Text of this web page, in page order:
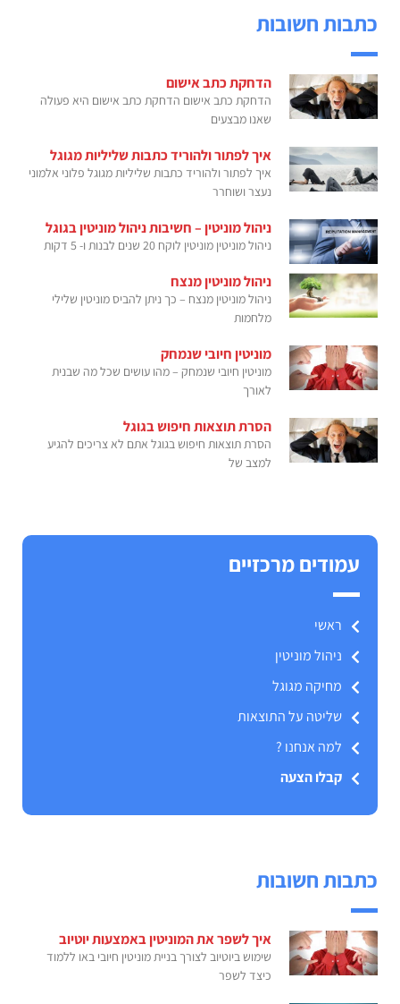
כתבות חשובות
הדחקת כתב אישום
הדחקת כתב אישום הדחקת כתב אישום היא פעולה
שאנו מבצעים
איך לפתור ולהוריד כתבות שליליות מגוגל
איך לפתור ולהוריד כתבות שליליות מגוגל פלוני אלמוני
נעצר ושוחרר
ניהול מוניטין – חשיבות ניהול מוניטין בגוגל
ניהול מוניטין מוניטין לוקח 20 שנים לבנות ו- 5 דקות
ניהול מוניטין מנצח
ניהול מוניטין מנצח – כך ניתן להביס מוניטין שלילי
מלחמות
מוניטין חיובי שנמחק
מוניטין חיובי שנמחק – מהו עושים שכל מה שבנית
לאורך
הסרת תוצאות חיפוש בגוגל
הסרת תוצאות חיפוש בגוגל אתם לא צריכים להגיע
למצב של
עמודים מרכזיים
ראשי
ניהול מוניטין
מחיקה מגוגל
שליטה על התוצאות
למה אנחנו ?
קבלו הצעה
כתבות חשובות
איך לשפר את המוניטין באמצעות יוטיוב
שימוש ביוטיוב לצורך בניית מוניטין חיובי באו ללמוד
כיצד לשפר